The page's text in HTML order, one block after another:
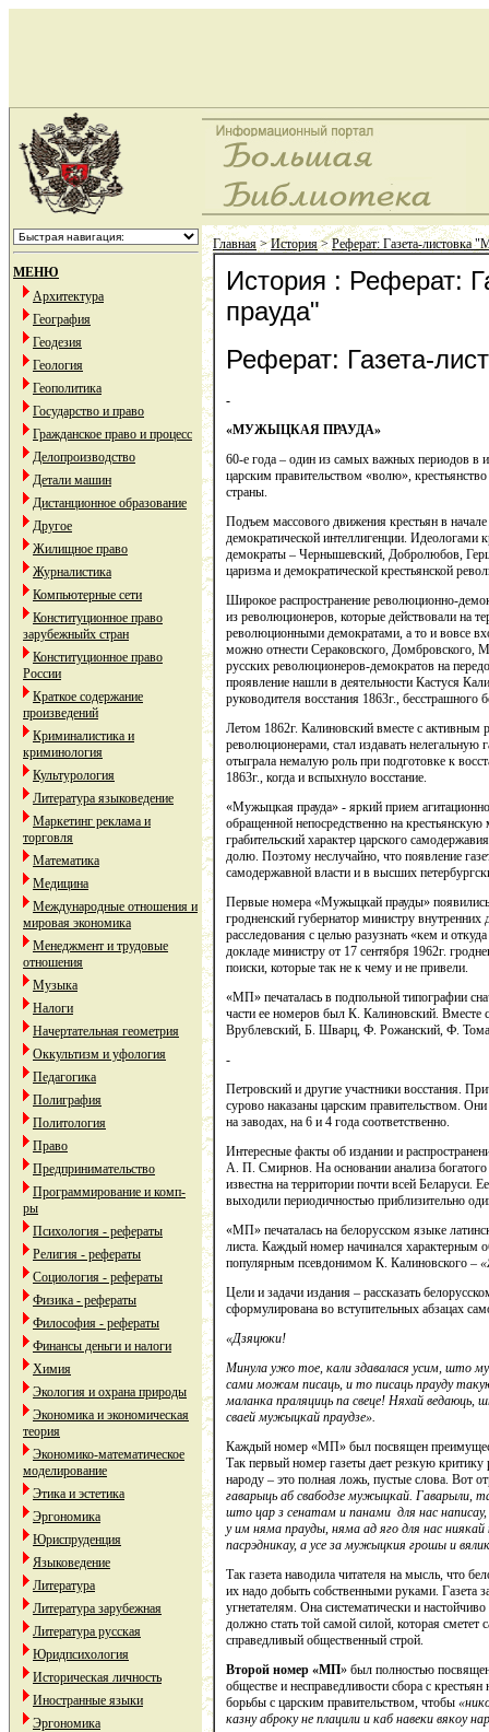
МЕНЮ
Архитектура
География
Геодезия
Геология
Геополитика
Государство и право
Гражданское право и процесс
Делопроизводство
Детали машин
Дистанционное образование
Другое
Жилищное право
Журналистика
Компьютерные сети
Конституционное право
зарубежныйх стран
Конституционное право
России
Краткое содержание
произведений
Криминалистика и
криминология
Культурология
Литература языковедение
Маркетинг реклама и
торговля
Математика
Медицина
Международные отношения и
мировая экономика
Менеджмент и трудовые
отношения
Музыка
Налоги
Начертательная геометрия
Оккультизм и уфология
Педагогика
Полиграфия
Политология
Право
Предпринимательство
Программирование и комп-
ры
Психология - рефераты
Религия - рефераты
Социология - рефераты
Физика - рефераты
Философия - рефераты
Финансы деньги и налоги
Химия
Экология и охрана природы
Экономика и экономическая
теория
Экономико-математическое
моделирование
Этика и эстетика
Эргономика
Юриспруденция
Языковедение
Литература
Литература зарубежная
Литература русская
Юридпсихология
Историческая личность
Иностранные языки
Эргономика
Главная>История>Реферат: Газета-листовка
История : Реферат:
прауда"
Реферат: Газета-
-
«МУЖЫЦКАЯ ПРАУДА»
60-е года – один из самых важных периодов в
царским правительством «волю»,
страны.
Подъем массового движения крестьян в
демократической интеллигенции. Идеологами
демократы – Чернышевский, Добролюбов,
царизма и демократической крестьянской
Широкое распространение революционно-
из революционеров, которые действовали на
революционными демократами, а то и вовсе
можно отнести Сераковского, Домбровского,
русских революционеров-демократов на
проявление нашли в деятельности Кастуся
руководителя восстания 1863г., бесстрашного
Летом 1862г. Калиновский вместе с активным
революционерами, стал издавать нелегальную
отыграла немалую роль при подготовке к
1863г., когда и вспыхнуло восстание.
«Мужыцкая прауда» - яркий прием
обращенной непосредственно на
грабительский характер царского
долю. Поэтому неслучайно, что появление
самодержавной власти и в высших
Первые номера «Мужыцкай прауды»
гродненский губернатор министру
расследования с целью разузнать «кем и
докладе министру от 17 сентября 1962г.
поиски, которые так не к чему и не привели.
«МП» печаталась в подпольной типографии
части ее номеров был К. Калиновский. Вместе
Врублевский, Б. Шварц, Ф. Рожанский, Ф.
-
Петровский и другие участники восстания.
сурово наказаны царским правительством.
на заводах, на 6 и 4 года соответственно.
Интересные факты об издании и
А. П. Смирнов. На основании анализа
известна на территории почти всей
выходили периодичностью приблизительно
«МП» печаталась на белорусском языке
листа. Каждый номер начинался характерным
популярным псевдонимом К. Калиновского –
Цели и задачи издания – рассказать
сформулирована во вступительных абзацах
«Дзяцюки!
Минула ужо тое, кали здавалася усим, што
сами можам писаць, и то писаць прауду
маланка праляциць па свеце! Няхай
сваей мужыцкай праудзе».
Каждый номер «МП» был посвящен
Так первый номер газеты дает резкую
народу – это полная ложь, пустые слова. Вот
гаварыць аб свабодзе мужыцкай. Гаварыли,
што цар з сенатам и панами для нас
у им няма прауды, няма ад яго для нас
пасрэдникау, а усе за мужыцкия грошы и
Так газета наводила читателя на мысль, что
их надо добыть собственными руками. Газета
угнетателям. Она систематически и
должно стать той самой силой, которая
справедливый общественный строй.
Второй номер «МП» был полностью
обществе и несправедливости сбора с
борьбы с царским правительством, чтобы
казну аброку не плацили и каб навеки вякоу